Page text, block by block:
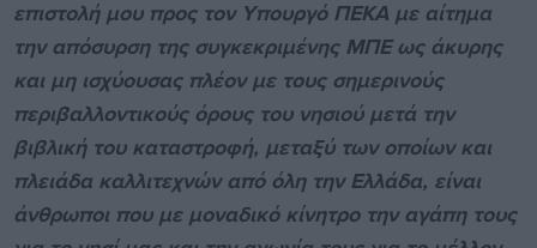
επιστολή μου προς τον Υπουργό ΠΕΚΑ με αίτημα
την απόσυρση της συγκεκριμένης ΜΠΕ ως άκυρης
και μη ισχύουσας πλέον με τους σημερινούς
περιβαλλοντικούς όρους του νησιού μετά την
βιβλική του καταστροφή, μεταξύ των οποίων και
πλειάδα καλλιτεχνών από όλη την Ελλάδα, είναι
άνθρωποι που με μοναδικό κίνητρο την αγάπη τους